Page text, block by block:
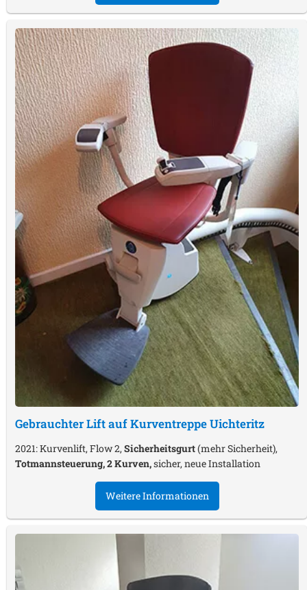
Gebrauchter Lift auf KurventreppeUichteritz
2021: Kurvenlift, Flow 2, Sicherheitsgurt(mehr Sicherheit),
Totmannsteuerung, 2 Kurven,sicher, neue Installation
Weitere Informationen